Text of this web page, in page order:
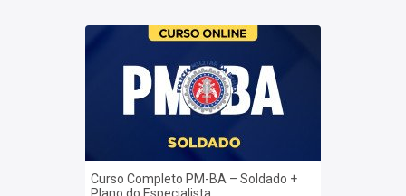
Curso Completo PM-BA – Soldado +